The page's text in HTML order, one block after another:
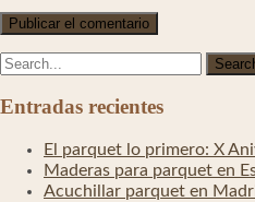
Entradas recientes
El parquet lo primero: X
Maderas para parquet en
Acuchillar parquet en